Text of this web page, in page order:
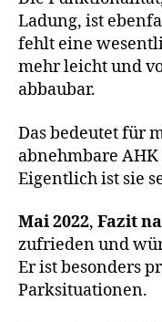
Ladung, ist
fehlt eine
mehr leicht und
abbaubar.
Das bedeutet für
abnehmbare
Eigentlich ist sie
Mai 2022, Fazit
zufrieden und
Er ist besonders
Parksituationen.